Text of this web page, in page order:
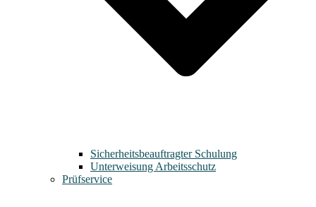
Sicherheitsbeauftragter Schulung
Unterweisung Arbeitsschutz
Prüfservice